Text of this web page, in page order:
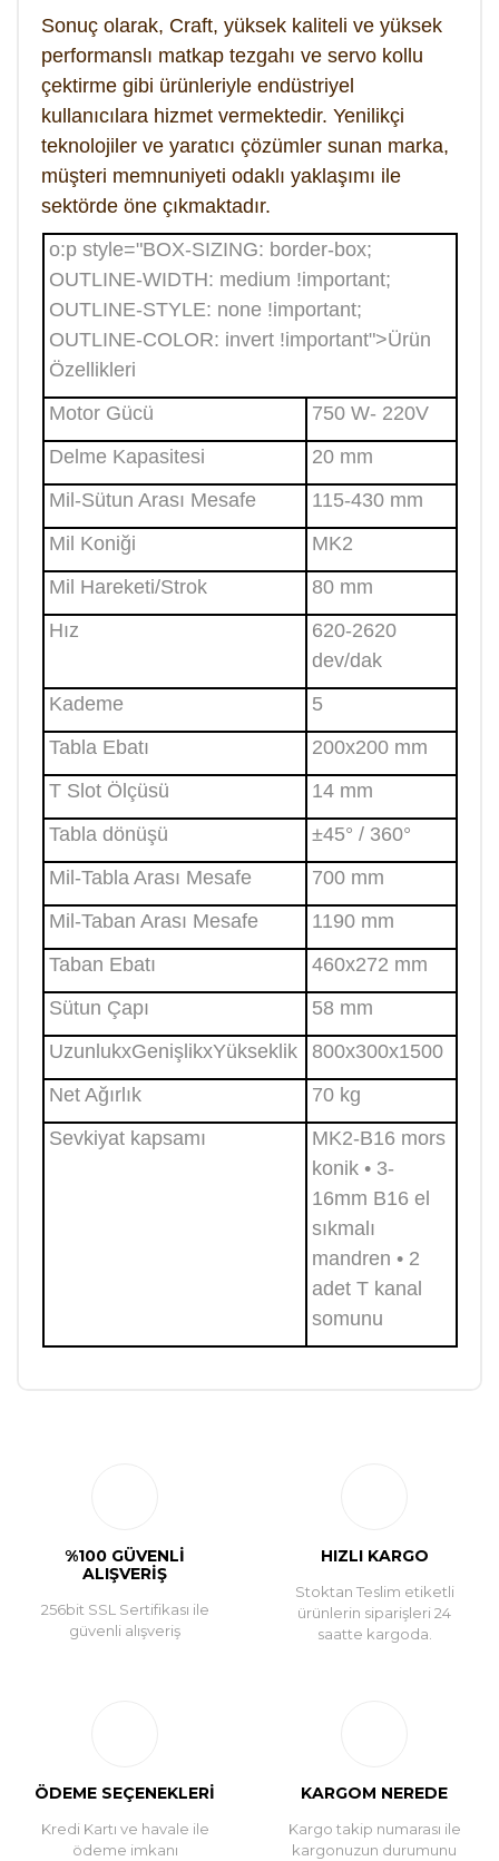
Sonuç olarak, Craft, yüksek kaliteli ve yüksek
performanslı matkap tezgahı ve servo kollu
çektirme gibi ürünleriyle endüstriyel
kullanıcılara hizmet vermektedir. Yenilikçi
teknolojiler ve yaratıcı çözümler sunan marka,
müşteri memnuniyeti odaklı yaklaşımı ile
sektörde öne çıkmaktadır.
o:p style="BOX-SIZING: border-box;
OUTLINE-WIDTH: medium !important;
OUTLINE-STYLE: none !important;
OUTLINE-COLOR: invert !important">Ürün
Özellikleri
Motor Gücü
750 W- 220V
Delme Kapasitesi
20 mm
Mil-Sütun Arası Mesafe
115-430 mm
Mil Koniği
MK2
Mil Hareketi/Strok
80 mm
Hız
620-2620
dev/dak
Kademe
5
Tabla Ebatı
200x200 mm
T Slot Ölçüsü
14 mm
Tabla dönüşü
±45° / 360°
Mil-Tabla Arası Mesafe
700 mm
Mil-Taban Arası Mesafe
1190 mm
Taban Ebatı
460x272 mm
Sütun Çapı
58 mm
UzunlukxGenişlikxYükseklik
800x300x1500
Net Ağırlık
70 kg
Sevkiyat kapsamı
MK2-B16 mors
konik • 3-
16mm B16 el
sıkmalı
mandren • 2
adet T kanal
somunu
%100 GÜVENLİ
ALIŞVERİŞ
256bit SSL Sertifikası ile
güvenli alışveriş
HIZLI KARGO
Stoktan Teslim etiketli
ürünlerin siparişleri 24
saatte kargoda.
ÖDEME SEÇENEKLERİ
Kredi Kartı ve havale ile
ödeme imkanı
KARGOM NEREDE
Kargo takip numarası ile
kargonuzun durumunu